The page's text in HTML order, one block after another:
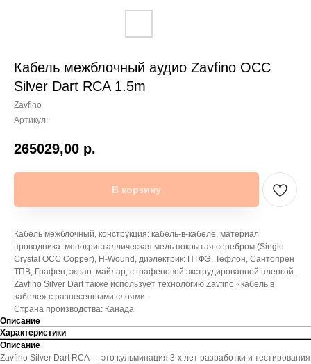
Кабель межблочный аудио Zavfino OCC
Silver Dart RCA 1.5m
Zavfino
Артикул:
265029,00 р.
В корзину
Кабель межблочный, конструкция: кабель-в-кабеле, материал
проводника: монокристаллическая медь покрытая серебром (Single
Crystal OCC Copper), H-Wound, диэлектрик: ПТФЭ, Тефлон, Сантопрен
ТПВ, Графен, экран: майлар, с графеновой экструдированной пленкой.
Zavfino Silver Dart также использует технологию Zavfino «кабель в
кабеле» с разнесенными слоями.
Страна производства: Канада
Описание
Характеристики
Описание
Zavfino Silver Dart RCA — это кульминация 3-х лет разработки и тестирования